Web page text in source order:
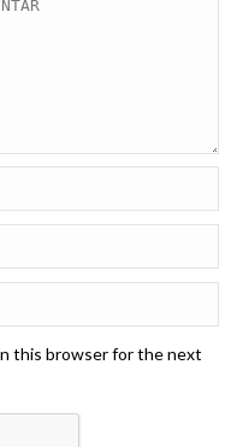
this browser for the next